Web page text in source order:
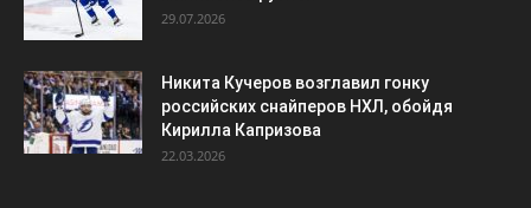
29.07.2026
Никита Кучеров возглавил гонку
российских снайперов НХЛ, обойдя
Кирилла Капризова
22.03.2026